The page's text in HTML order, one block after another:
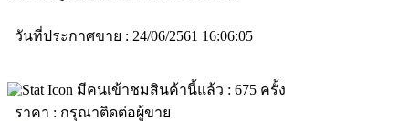
วันที่ประกาศขาย : 24/06/2561 16:06:05
มีคนเข้าชมสินค้านี้แล้ว : 675 ครั้ง
ราคา : กรุณาติดต่อผู้ขาย